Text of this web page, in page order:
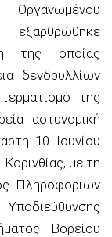
Οργανωμένου
της οποίας
δενδρυλλίων
της
αστυνομική
10 Ιουνίου
με τη
Πληροφοριών
Βορείου